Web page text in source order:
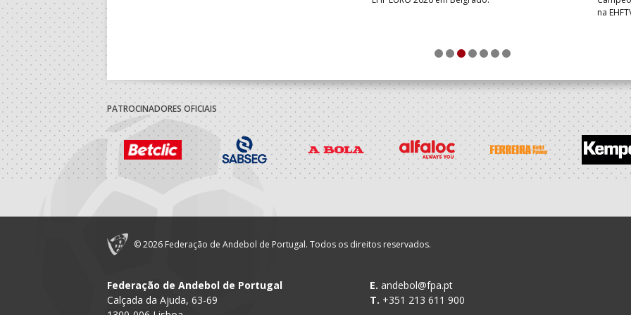
na
1 2 3 4 5 6 7
PATROCINADORES OFICIAIS
© 2026 Federação de Andebol de Portugal. Todos os direitos reservados.
Federação de Andebol de Portugal
Calçada da Ajuda, 63-69
E. andebol@fpa.pt
T. +351 213 611 900